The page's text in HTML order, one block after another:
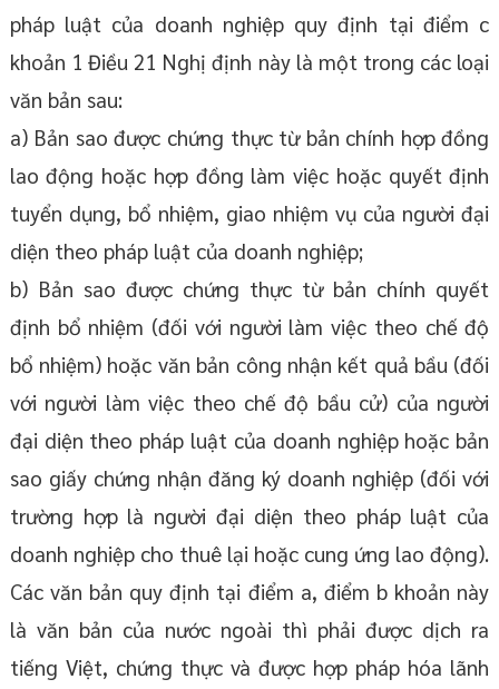
pháp luật của doanh nghiệp quy định tại điểm c
khoản 1 Điều 21 Nghị định này là một trong các loại
văn bản sau:
a) Bản sao được chứng thực từ bản chính hợp đồng
lao động hoặc hợp đồng làm việc hoặc quyết định
tuyển dụng, bổ nhiệm, giao nhiệm vụ của người đại
diện theo pháp luật của doanh nghiệp;
b) Bản sao được chứng thực từ bản chính quyết
định bổ nhiệm (đối với người làm việc theo chế độ
bổ nhiệm) hoặc văn bản công nhận kết quả bầu (đối
với người làm việc theo chế độ bầu cử) của người
đại diện theo pháp luật của doanh nghiệp hoặc bản
sao giấy chứng nhận đăng ký doanh nghiệp (đối với
trường hợp là người đại diện theo pháp luật của
doanh nghiệp cho thuê lại hoặc cung ứng lao động).
Các văn bản quy định tại điểm a, điểm b khoản này
là văn bản của nước ngoài thì phải được dịch ra
tiếng Việt, chứng thực và được hợp pháp hóa lãnh